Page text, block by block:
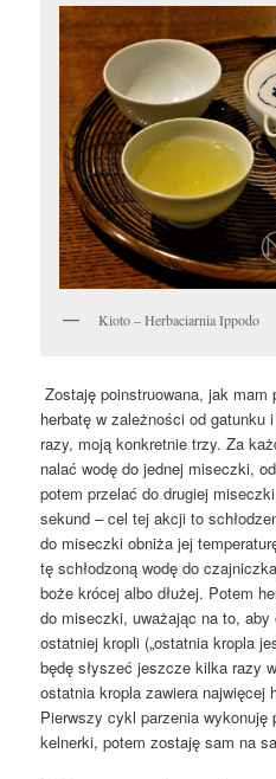
Kioto – Herbaciarnia Ippodo
Zostaję poinstruowana, jak
herbatę w zależności od
razy, moją konkretnie trzy. Za
nalać wodę do jednej miseczki,
potem przelać do drugiej
sekund – cel tej akcji to
do miseczki obniża jej
tę schłodzoną wodę do
boże krócej albo dłużej. Potem
do miseczki, uważając na to,
ostatniej kropli („ostatnia kropla
będę słyszeć jeszcze kilka razy
ostatnia kropla zawiera najwięcej
Pierwszy cykl parzenia
kelnerki, potem zostaję sam na